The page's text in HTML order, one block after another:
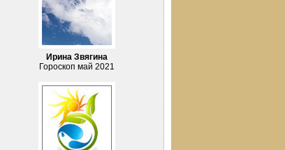
Ирина Звягина
Гороскоп май 2021